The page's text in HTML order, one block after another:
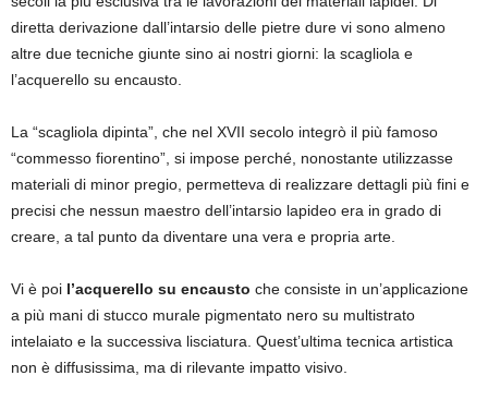
diretta derivazione dall’intarsio delle pietre dure vi sono almeno
altre due tecniche giunte sino ai nostri giorni: la scagliola e
l’acquerello su encausto.
La “scagliola dipinta”, che nel XVII secolo integrò il più famoso
“commesso fiorentino”, si impose perché, nonostante utilizzasse
materiali di minor pregio, permetteva di realizzare dettagli più fini e
precisi che nessun maestro dell’intarsio lapideo era in grado di
creare, a tal punto da diventare una vera e propria arte.
Vi è poi l’acquerello su encausto che consiste in un’applicazione
a più mani di stucco murale pigmentato nero su multistrato
intelaiato e la successiva lisciatura. Quest’ultima tecnica artistica
non è diffusissima, ma di rilevante impatto visivo.